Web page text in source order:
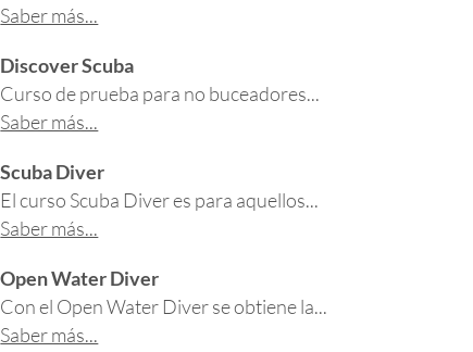
Saber más...
Discover Scuba
Curso de prueba para no buceadores...
Saber más...
Scuba Diver
El curso Scuba Diver es para aquellos...
Saber más...
Open Water Diver
Con el Open Water Diver se obtiene la...
Saber más...